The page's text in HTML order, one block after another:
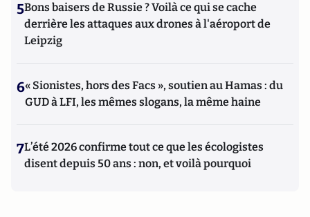
5Bons baisers de Russie ? Voilà ce qui se cache
derrière les attaques aux drones à l'aéroport de
Leipzig
6« Sionistes, hors des Facs », soutien au Hamas : du
GUD à LFI, les mêmes slogans, la même haine
7L’été 2026 confirme tout ce que les écologistes
disent depuis 50 ans : non, et voilà pourquoi